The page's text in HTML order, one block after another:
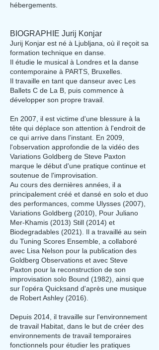
hébergements.
BIOGRAPHIE Jurij Konjar
Jurij Konjar est né à Ljubljana, où il reçoit sa
formation technique en danse.
Il étudie le musical à Londres et la danse
contemporaine à PARTS, Bruxelles.
Il travaille en tant que danseur avec Les
Ballets C de La B, puis commence à
développer son propre travail.
En 2007, il est victime d'une blessure à la
tête qui déplace son attention à l'endroit de
ce qui arrive dans l'instant. En 2009,
l'observation approfondie de la vidéo des
Variations Goldberg de Steve Paxton
marque le début d'une pratique continue et
soutenue de l'improvisation.
Au cours des dernières années, il a
principalement créé et dansé en solo et duo
des performances, comme Ulysses (2007),
Variations Goldberg (2010), Pour Juliano
Mer-Khamis (2013) Still (2014) et
Biodegradables (2021). Il a travaillé au sein
du Tuning Scores Ensemble, a collaboré
avec Lisa Nelson pour la publication des
Goldberg Observations et avec Steve
Paxton pour la reconstruction de son
improvisation solo Bound (1982), ainsi que
sur l'opéra Quicksand d'après une musique
de Robert Ashley (2016).
Depuis 2014, il travaille sur l'environnement
de travail Habitat, dans le but de créer des
environnements de travail temporaires
fonctionnels pour étudier les pratiques